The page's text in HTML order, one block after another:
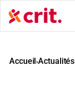
Aller
au
contenu
Accueil›Actualités